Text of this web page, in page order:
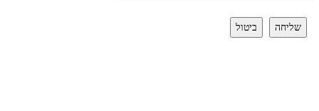
שליחה ביטול